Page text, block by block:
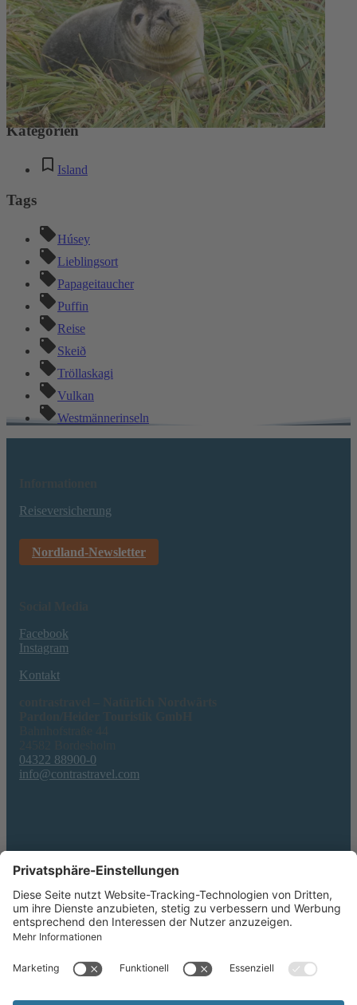
* Diese Felder sind erforderlich
Absenden
Kommentare
Keine Kommentare
Kategorien
Island
Tags
Húsey
Lieblingsort
Papageitaucher
Puffin
Reise
Skeið
Tröllaskagi
Vulkan
Westmännerinseln
Reiseversicherung
Nordland-Newsletter
Facebook
Instagram
Kontakt
04322 88900-0
info@contrastravel.com
Service
AGB & Formblatt
Erklärung zur Barrierefreiheit
Datenschutz
Impressum
Privatsphäre-Einstellungen